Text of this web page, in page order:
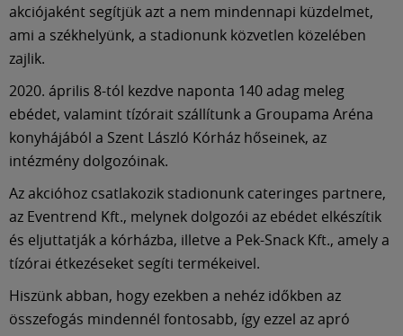
akciójaként segítjük azt a nem mindennapi küzdelmet,
ami a székhelyünk, a stadionunk közvetlen közelében
zajlik.
2020. április 8-tól kezdve naponta 140 adag meleg
ebédet, valamint tízórait szállítunk a Groupama Aréna
konyhájából a Szent László Kórház hőseinek, az
intézmény dolgozóinak.
Az akcióhoz csatlakozik stadionunk cateringes partnere,
az Eventrend Kft., melynek dolgozói az ebédet elkészítik
és eljuttatják a kórházba, illetve a Pek-Snack Kft., amely a
tízórai étkezéseket segíti termékeivel.
Hiszünk abban, hogy ezekben a nehéz időkben az
összefogás mindennél fontosabb, így ezzel az apró